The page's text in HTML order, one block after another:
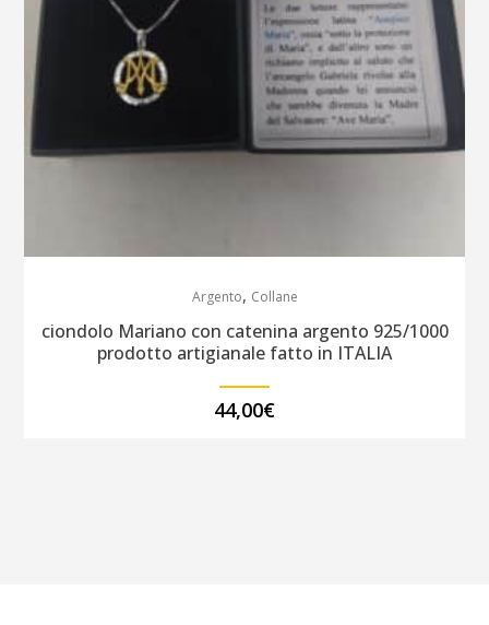
Argento, Collane
ciondolo Mariano con catenina argento 925/1000
prodotto artigianale fatto in ITALIA
44,00€